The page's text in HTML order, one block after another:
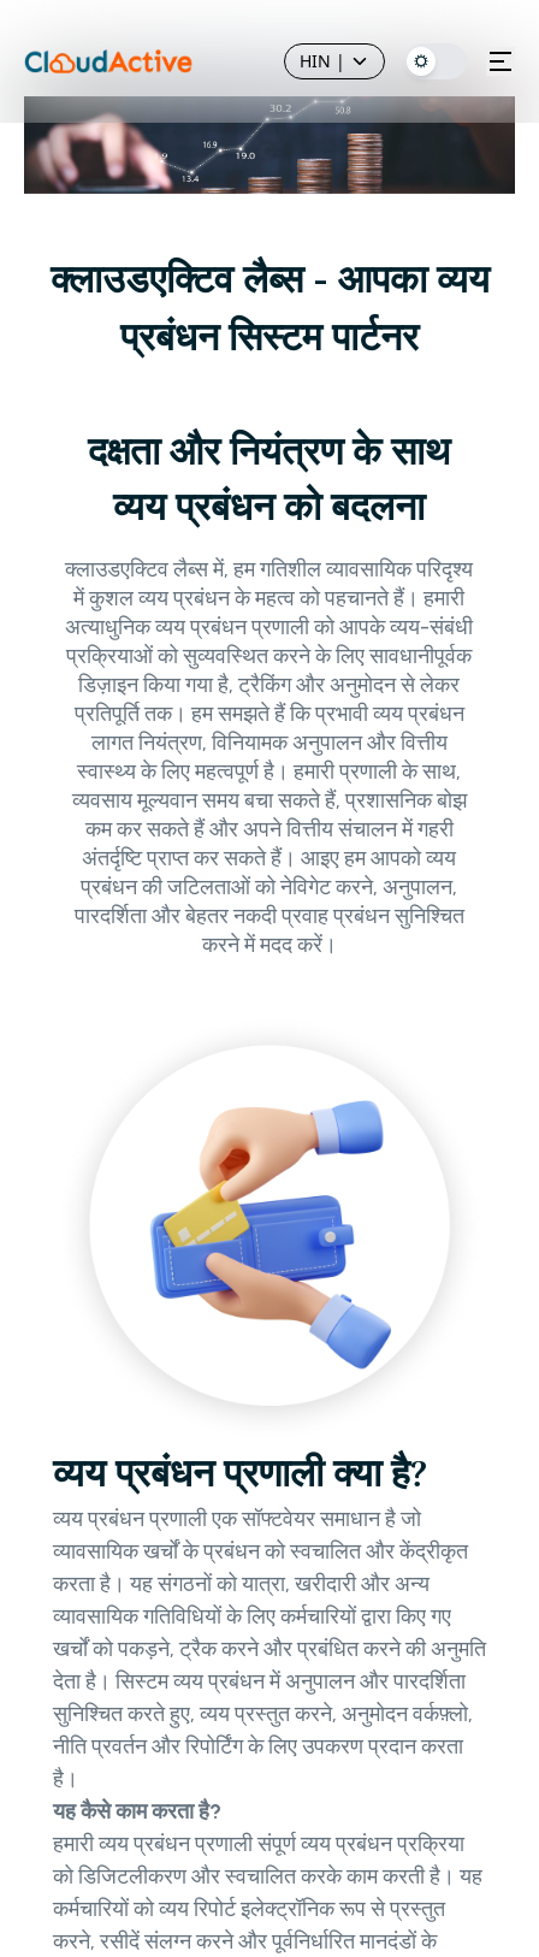
HIN |
क्लाउडएक्टिव लैब्स - आपका व्यय
प्रबंधन सिस्टम पार्टनर
दक्षता और नियंत्रण के साथ
व्यय प्रबंधन को बदलना
क्लाउडएक्टिव लैब्स में, हम गतिशील व्यावसायिक परिदृश्य
में कुशल व्यय प्रबंधन के महत्व को पहचानते हैं। हमारी
अत्याधुनिक व्यय प्रबंधन प्रणाली को आपके व्यय-संबंधी
प्रक्रियाओं को सुव्यवस्थित करने के लिए सावधानीपूर्वक
डिज़ाइन किया गया है, ट्रैकिंग और अनुमोदन से लेकर
प्रतिपूर्ति तक। हम समझते हैं कि प्रभावी व्यय प्रबंधन
लागत नियंत्रण, विनियामक अनुपालन और वित्तीय
स्वास्थ्य के लिए महत्वपूर्ण है। हमारी प्रणाली के साथ,
व्यवसाय मूल्यवान समय बचा सकते हैं, प्रशासनिक बोझ
कम कर सकते हैं और अपने वित्तीय संचालन में गहरी
अंतर्दृष्टि प्राप्त कर सकते हैं। आइए हम आपको व्यय
प्रबंधन की जटिलताओं को नेविगेट करने, अनुपालन,
पारदर्शिता और बेहतर नकदी प्रवाह प्रबंधन सुनिश्चित
करने में मदद करें।
व्यय प्रबंधन प्रणाली क्या है?
व्यय प्रबंधन प्रणाली एक सॉफ्टवेयर समाधान है जो
व्यावसायिक खर्चों के प्रबंधन को स्वचालित और केंद्रीकृत
करता है। यह संगठनों को यात्रा, खरीदारी और अन्य
व्यावसायिक गतिविधियों के लिए कर्मचारियों द्वारा किए गए
खर्चों को पकड़ने, ट्रैक करने और प्रबंधित करने की अनुमति
देता है। सिस्टम व्यय प्रबंधन में अनुपालन और पारदर्शिता
सुनिश्चित करते हुए, व्यय प्रस्तुत करने, अनुमोदन वर्कफ़्लो,
नीति प्रवर्तन और रिपोर्टिंग के लिए उपकरण प्रदान करता
है।
यह कैसे काम करता है?
हमारी व्यय प्रबंधन प्रणाली संपूर्ण व्यय प्रबंधन प्रक्रिया
को डिजिटलीकरण और स्वचालित करके काम करती है। यह
कर्मचारियों को व्यय रिपोर्ट इलेक्ट्रॉनिक रूप से प्रस्तुत
करने, रसीदें संलग्न करने और पूर्वनिर्धारित मानदंडों के